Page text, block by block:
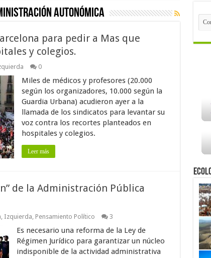
Autonómica
para pedir a Mas que
y colegios.
0
Miles de médicos y profesores (20.000
según los organizadores, 10.000 según la
Guardia Urbana) acudieron ayer a la
llamada de los sindicatos para levantar su
voz contra los recortes planteados en
hospitales y colegios.
Leer más
de la Administración Pública
, Izquierda, Pensamiento Político 3
Es necesario una reforma de la Ley de
Régimen Jurídico para garantizar un núcleo
indisponible de la actividad administrativa